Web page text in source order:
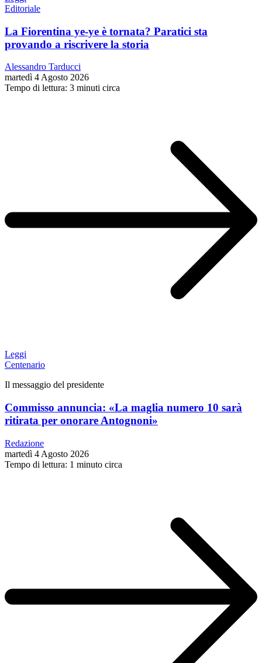
Editoriale
La Fiorentina ye-ye è tornata? Paratici sta
provando a riscrivere la storia
Alessandro Tarducci
martedì 4 Agosto 2026
Tempo di lettura: 3 minuti circa
Leggi
Centenario
Il messaggio del presidente
Commisso annuncia: «La maglia numero 10 sarà
ritirata per onorare Antognoni»
Redazione
martedì 4 Agosto 2026
Tempo di lettura: 1 minuto circa